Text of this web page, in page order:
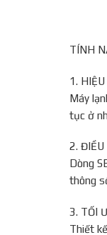
TÍNH
1.
Máy
tục ở
2. ĐIỀU
Dòng
thông
3. TỐI
Thiết